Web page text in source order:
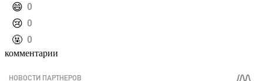
️😄 0
️😢 0
️🤬 0
комментарии